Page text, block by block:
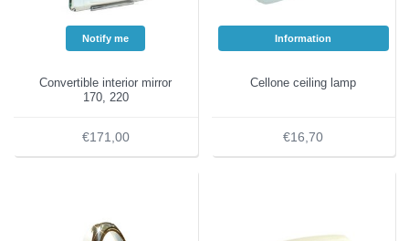
Notify me
Convertible interior mirror
170, 220
€171,00
Information
Cellone ceiling lamp
€16,70